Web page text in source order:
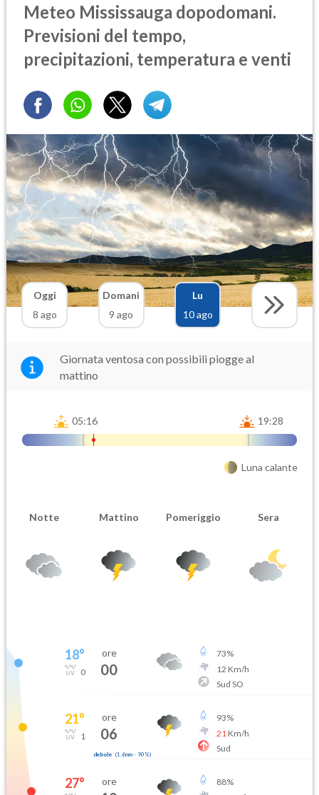
Meteo Mississauga dopodomani.
Previsioni del tempo,
precipitazioni, temperatura e venti
Oggi
8 ago
Domani
9 ago
Lu
10 ago
Giornata ventosa con possibili piogge al
mattino
05:16 19:28
Luna calante
Notte Mattino Pomeriggio Sera
18°
0
ore
00
73%
12 Km/h
Sud SO
21°
1
ore
06
debole (1.6mm- 90 %)
93%
21 Km/h
Sud
27° ore 88%